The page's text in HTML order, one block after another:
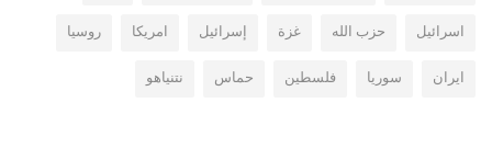
اسرائيل
حزب الله غزة إسرائيل امريكا
روسيا
ايران
سوريا فلسطين حماس نتنياهو